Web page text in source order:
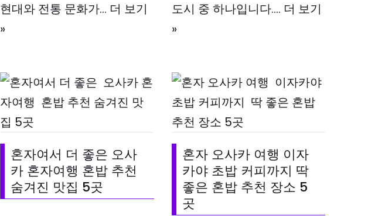
현대와 전통 문화가… 더 보기
»
도시 중 하나입니다.… 더 보기
»
혼자여서 더 좋은 오사
카 혼자여행 혼밥 추천
숨겨진 맛집 5곳
혼자 오사카 여행 이자
카야 초밥 커피까지 딱
좋은 혼밥 추천 장소 5
곳